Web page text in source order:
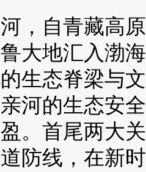
自青藏高原
大地汇入渤
生态脊梁与
的生态安全
。首尾两大
防线，在新